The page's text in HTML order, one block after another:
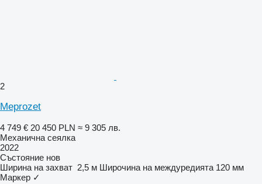
2
Meprozet
4 749 € 20 450 PLN ≈ 9 305 лв.
Механична сеялка
2022
Състояние нов
Ширина на захват 2,5 м Широчина на междуредията 120 мм
Маркер ✓